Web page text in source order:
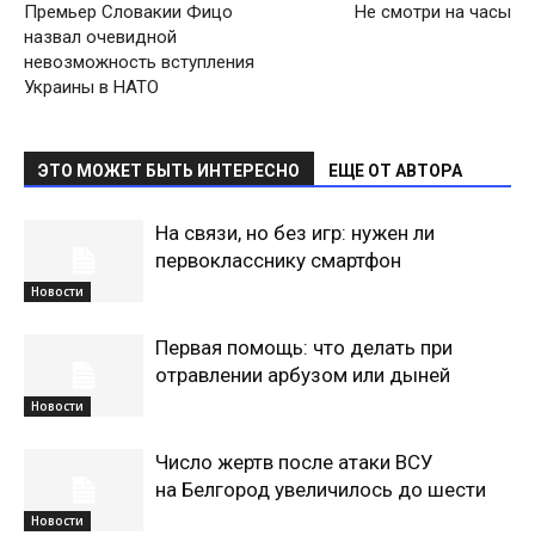
Премьер Словакии Фицо
назвал очевидной
невозможность вступления
Украины в НАТО
Не смотри на часы
ЭТО МОЖЕТ БЫТЬ ИНТЕРЕСНО ЕЩЕ ОТ АВТОРА
Новости
На связи, но без игр: нужен ли
первокласснику смартфон
Новости
Первая помощь: что делать при
отравлении арбузом или дыней
Новости
Число жертв после атаки ВСУ
на Белгород увеличилось до шести